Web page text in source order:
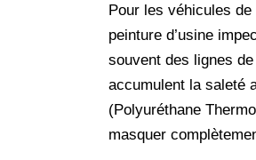
Pour les véhicules
peinture d’usine
souvent des lignes
accumulent la saleté
(Polyuréthane
masquer